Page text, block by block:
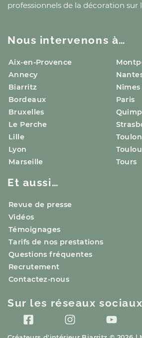
professionnels de la décoration sur
Nous intervenons à…
Aix-en-Provence
Annecy
Biarritz
Bordeaux
Bruxelles
Le Perche
Lille
Lyon
Marseille
Nîmes
Paris
Toulon
Tours
Et aussi…
Revue de presse
Vidéos
Témoignages
Tarifs de nos prestations
Questions fréquentes
Recrutement
Contactez-nous
Sur les réseaux